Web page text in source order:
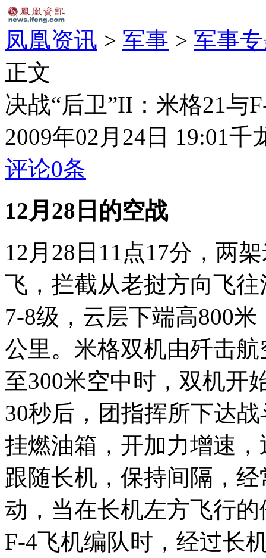
凤凰资讯 > 军事 > 军事
正文
决战“后卫”II：米格21与
2009年02月24日 19:01千
评论0条
12月28日的空战
12月28日11点17分，两
飞，拦截从老挝方向飞
7-8级，云层下端高800
公里。米格双机由歼击
至300米空中时，双机开
30秒后，团指挥所下达
挂燃油箱，开加力增速
跟随长机，保持间隔，
动，当在长机左方飞行
F-4飞机编队时，经过长